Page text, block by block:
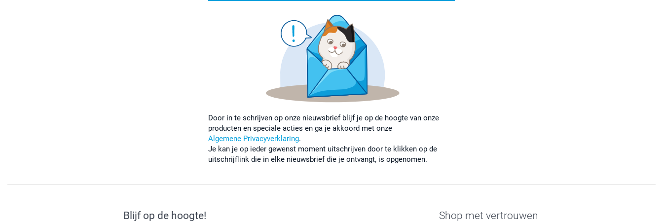
Door in te schrijven op onze nieuwsbrief blijf je op de hoogte van onze
producten en speciale acties en ga je akkoord met onze
Algemene Privacyverklaring.
Je kan je op ieder gewenst moment uitschrijven door te klikken op de
uitschrijflink die in elke nieuwsbrief die je ontvangt, is opgenomen.
Blijf op de hoogte! Shop met vertrouwen